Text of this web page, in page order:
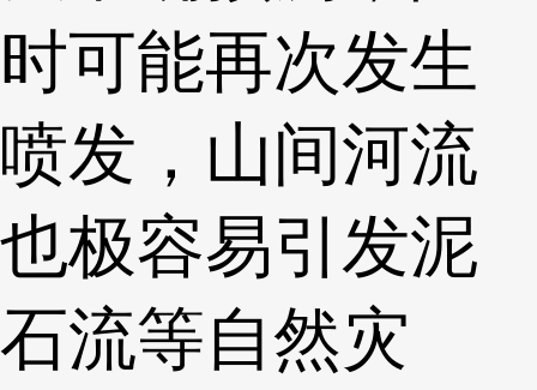
时可能再次发生
喷发，山间河流
也极容易引发泥
石流等自然灾